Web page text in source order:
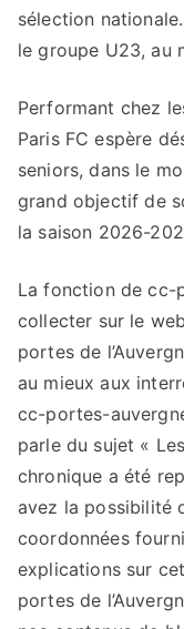
sélection
le groupe U23, au
Performant chez
Paris FC espère
seniors, dans le
grand objectif de
la saison 2026-
La fonction de cc-
collecter sur le
portes de
au mieux aux
cc-portes-
parle du sujet «
chronique a été
avez la possibilité
coordonnées
explications sur
portes de